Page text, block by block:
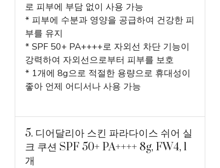
로 피부에 부담 없이 사용 가능
* 피부에 수분과 영양을 공급하여 건강한 피
부를 유지
* SPF 50+ PA++++로 자외선 차단 기능이
강력하여 자외선으로부터 피부를 보호
* 1개에 8g으로 적절한 용량으로 휴대성이
좋아 언제 어디서나 사용 가능
5. 디어달리아 스킨 파라다이스 쉬어 실
크 쿠션 SPF 50+ PA++++ 8g, FW4, 1
개